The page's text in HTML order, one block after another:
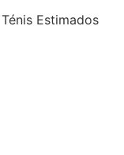
Estimados